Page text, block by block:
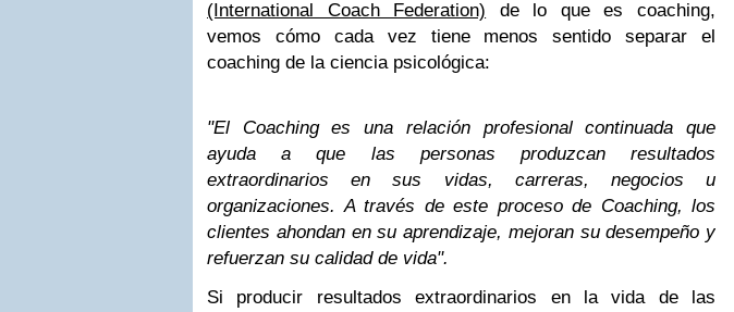
(International Coach Federation) de lo que es coaching,
vemos cómo cada vez tiene menos sentido separar el
coaching de la ciencia psicológica:
"El Coaching es una relación profesional continuada que
ayuda a que las personas produzcan resultados
extraordinarios en sus vidas, carreras, negocios u
organizaciones. A través de este proceso de Coaching, los
clientes ahondan en su aprendizaje, mejoran su desempeño y
refuerzan su calidad de vida".
Si producir resultados extraordinarios en la vida de las